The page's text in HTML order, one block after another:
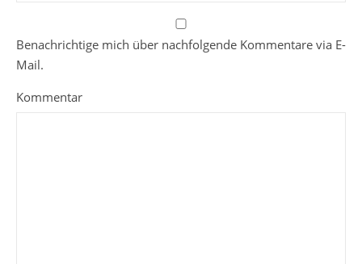
Benachrichtige mich über nachfolgende Kommentare via E-
Mail.
Kommentar